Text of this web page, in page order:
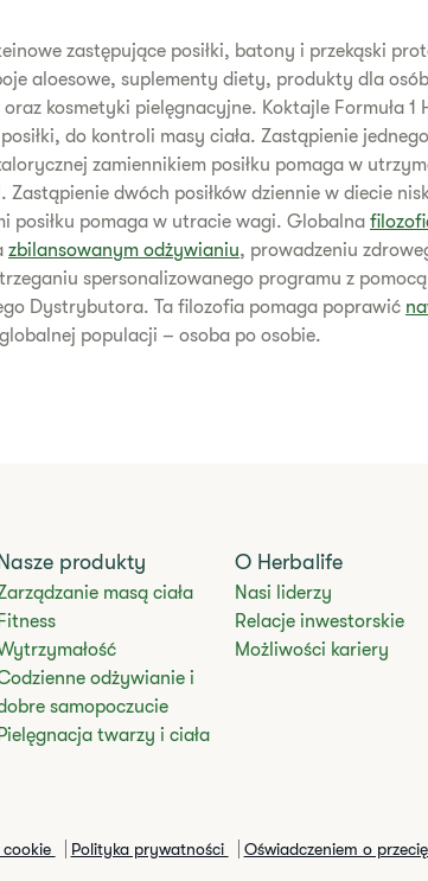
zastępujące posiłki, batony i przekąski
aloesowe, suplementy diety, produkty dla
kosmetyki pielęgnacyjne. Koktajle Formuła
do kontroli masy ciała. Zastąpienie
zamiennikiem posiłku pomaga w
Zastąpienie dwóch posiłków dziennie w diecie
posiłku pomaga w utracie wagi. Globalna
zbilansowanym odżywianiu, prowadzeniu
spersonalizowanego programu z
Dystrybutora. Ta filozofia pomaga poprawić
globalnej populacji – osoba po osobie.
Nasze produkty
masą ciała
Fitness
odżywianie i
samopoczucie
Pielęgnacja twarzy i ciała
O Herbalife
Nasi liderzy
Relacje inwestorskie
Możliwości kariery
Polityka prywatności Oświadczeniem o